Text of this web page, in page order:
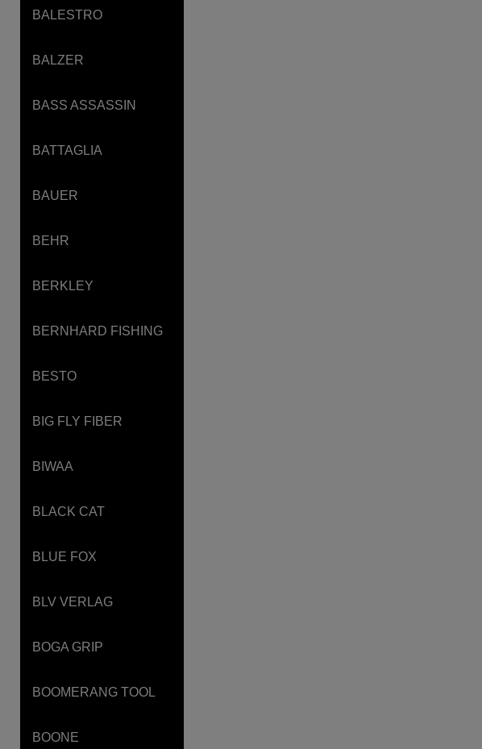
BALESTRO
BALZER
BASS ASSASSIN
BATTAGLIA
BAUER
BEHR
BERKLEY
BERNHARD FISHING
BESTO
BIG FLY FIBER
BIWAA
BLACK CAT
BLUE FOX
BLV VERLAG
BOGA GRIP
BOOMERANG TOOL
BOONE